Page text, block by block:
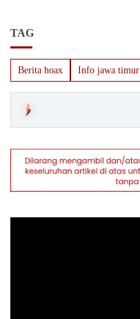
TAG
Berita hoax Info jawa timur